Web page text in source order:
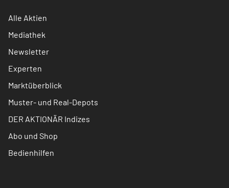
Alle Aktien
Mediathek
Newsletter
Experten
Marktüberblick
Muster- und Real-Depots
DER AKTIONÄR Indizes
Abo und Shop
Bedienhilfen